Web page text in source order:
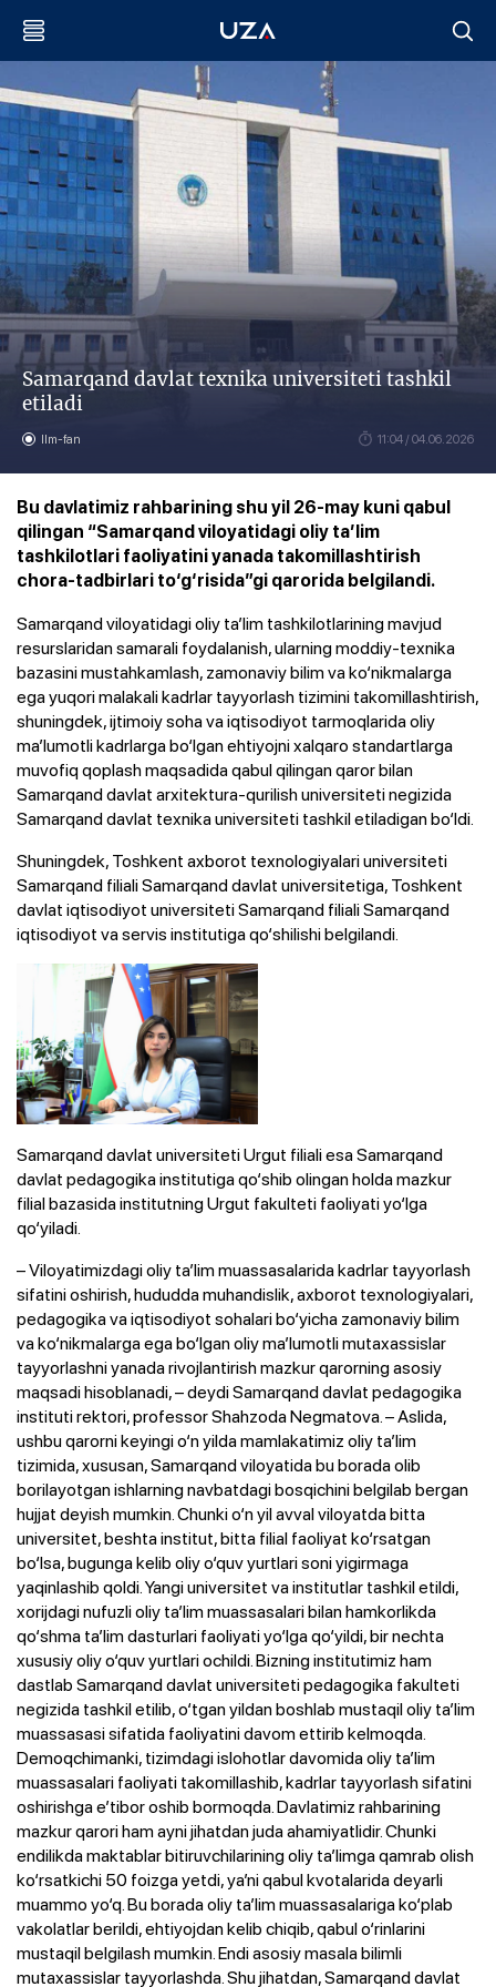
Samarqand davlat texnika universiteti tashkil
etiladi
Ilm-fan 11:04 / 04.06.2026
Bu davlatimiz rahbarining shu yil 26-may kuni qabul
qilingan “Samarqand viloyatidagi oliy ta’lim
tashkilotlari faoliyatini yanada takomillashtirish
chora-tadbirlari to‘g‘risida”gi qarorida belgilandi.
Samarqand viloyatidagi oliy ta’lim tashkilotlarining mavjud
resurslaridan samarali foydalanish, ularning moddiy-texnika
bazasini mustahkamlash, zamonaviy bilim va ko‘nikmalarga
ega yuqori malakali kadrlar tayyorlash tizimini takomillashtirish,
shuningdek, ijtimoiy soha va iqtisodiyot tarmoqlarida oliy
ma’lumotli kadrlarga bo‘lgan ehtiyojni xalqaro standartlarga
muvofiq qoplash maqsadida qabul qilingan qaror bilan
Samarqand davlat arxitektura-qurilish universiteti negizida
Samarqand davlat texnika universiteti tashkil etiladigan bo‘ldi.
Shuningdek, Toshkent axborot texnologiyalari universiteti
Samarqand filiali Samarqand davlat universitetiga, Toshkent
davlat iqtisodiyot universiteti Samarqand filiali Samarqand
iqtisodiyot va servis institutiga qo‘shilishi belgilandi.
Samarqand davlat universiteti Urgut filiali esa Samarqand
davlat pedagogika institutiga qo‘shib olingan holda mazkur
filial bazasida institutning Urgut fakulteti faoliyati yo‘lga
qo‘yiladi.
– Viloyatimizdagi oliy ta’lim muassasalarida kadrlar tayyorlash
sifatini oshirish, hududda muhandislik, axborot texnologiyalari,
pedagogika va iqtisodiyot sohalari bo‘yicha zamonaviy bilim
va ko‘nikmalarga ega bo‘lgan oliy ma’lumotli mutaxassislar
tayyorlashni yanada rivojlantirish mazkur qarorning asosiy
maqsadi hisoblanadi, – deydi Samarqand davlat pedagogika
instituti rektori, professor Shahzoda Negmatova. – Aslida,
ushbu qarorni keyingi o‘n yilda mamlakatimiz oliy ta’lim
tizimida, xususan, Samarqand viloyatida bu borada olib
borilayotgan ishlarning navbatdagi bosqichini belgilab bergan
hujjat deyish mumkin. Chunki o‘n yil avval viloyatda bitta
universitet, beshta institut, bitta filial faoliyat ko‘rsatgan
bo‘lsa, bugunga kelib oliy o‘quv yurtlari soni yigirmaga
yaqinlashib qoldi. Yangi universitet va institutlar tashkil etildi,
xorijdagi nufuzli oliy ta’lim muassasalari bilan hamkorlikda
qo‘shma ta’lim dasturlari faoliyati yo‘lga qo‘yildi, bir nechta
xususiy oliy o‘quv yurtlari ochildi. Bizning institutimiz ham
dastlab Samarqand davlat universiteti pedagogika fakulteti
negizida tashkil etilib, o‘tgan yildan boshlab mustaqil oliy ta’lim
muassasasi sifatida faoliyatini davom ettirib kelmoqda.
Demoqchimanki, tizimdagi islohotlar davomida oliy ta’lim
muassasalari faoliyati takomillashib, kadrlar tayyorlash sifatini
oshirishga e’tibor oshib bormoqda. Davlatimiz rahbarining
mazkur qarori ham ayni jihatdan juda ahamiyatlidir. Chunki
endilikda maktablar bitiruvchilarining oliy ta’limga qamrab olish
ko‘rsatkichi 50 foizga yetdi, ya’ni qabul kvotalarida deyarli
muammo yo‘q. Bu borada oliy ta’lim muassasalariga ko‘plab
vakolatlar berildi, ehtiyojdan kelib chiqib, qabul o‘rinlarini
mustaqil belgilash mumkin. Endi asosiy masala bilimli
mutaxassislar tayyorlashda. Shu jihatdan, Samarqand davlat